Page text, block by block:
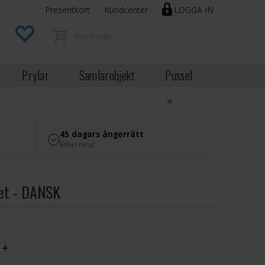
LOGGA IN
Presentkort Kundcenter
Prylar Samlarobjekt Pussel
×
45 dagars ångerrätt
Enkel retur
- DANSK
+